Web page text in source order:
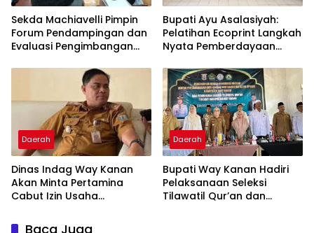
Sekda Machiavelli Pimpin
Forum Pendampingan dan
Evaluasi Pengimbangan
Bupati Ayu Asalasiyah:
Pelatihan Ecoprint Langkah
Nyata Pemberdayaan
Daerah
Dinas Indag Way Kanan
Akan Minta Pertamina
Cabut Izin Usaha
Nakal
Daerah
Bupati Way Kanan Hadiri
Pelaksanaan Seleksi
Tilawatil Qur’an dan
Baca Juga